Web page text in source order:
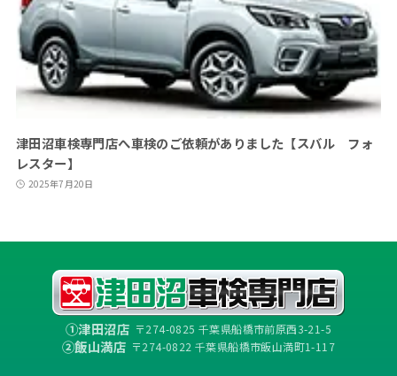
津田沼車検専門店へ車検のご依頼がありました【スバル フォ
レスター】
2025年7月20日
①津田沼店 〒274-0825 千葉県船橋市前原西3-21-5
②飯山満店 〒274-0822 千葉県船橋市飯山満町1-117